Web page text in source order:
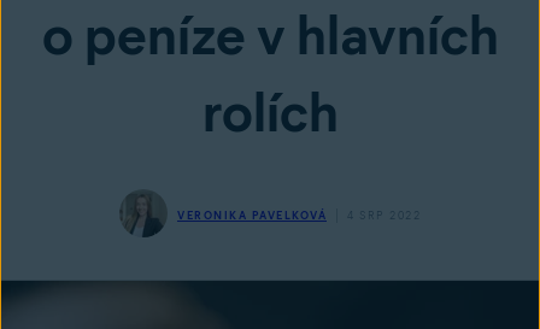
o peníze v hlavních
rolích
VERONIKA PAVELKOVÁ 4 SRP 2022